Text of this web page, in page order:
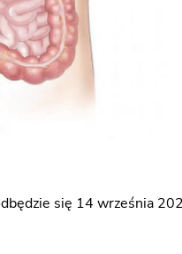
się 14 września